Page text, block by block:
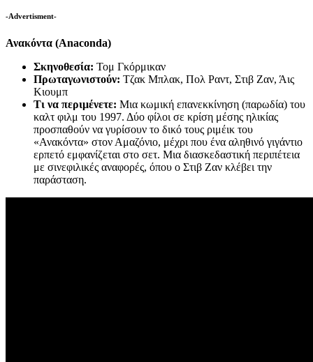
-Advertisment-
Ανακόντα (Anaconda)
Σκηνοθεσία: Τομ Γκόρμικαν
Πρωταγωνιστούν: Τζακ Μπλακ, Πολ Ραντ, Στιβ Ζαν, Άις
Κιουμπ
Τι να περιμένετε: Μια κωμική επανεκκίνηση (παρωδία) του
καλτ φιλμ του 1997. Δύο φίλοι σε κρίση μέσης ηλικίας
προσπαθούν να γυρίσουν το δικό τους ριμέικ του
«Ανακόντα» στον Αμαζόνιο, μέχρι που ένα αληθινό γιγάντιο
ερπετό εμφανίζεται στο σετ. Μια διασκεδαστική περιπέτεια
με σινεφιλικές αναφορές, όπου ο Στιβ Ζαν κλέβει την
παράσταση.